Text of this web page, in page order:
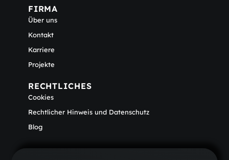
FIRMA
Über uns
Kontakt
Karriere
Projekte
RECHTLICHES
Cookies
Rechtlicher Hinweis und Datenschutz
Blog